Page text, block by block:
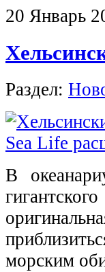
20 Январь
Раздел:
В
морским